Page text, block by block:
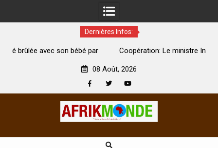
Dernières Infos:
Coopération: Le ministre Indien Kirti Vardhan Singh à
08 Août, 2026